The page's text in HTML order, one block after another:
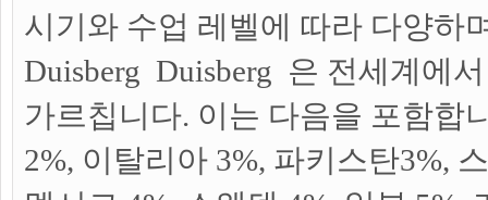
시기와 수업 레벨에 따라 다양하
Duisberg Duisberg 은 전세계에
가르칩니다. 이는 다음을 포함합
2%, 이탈리아 3%, 파키스탄3%,